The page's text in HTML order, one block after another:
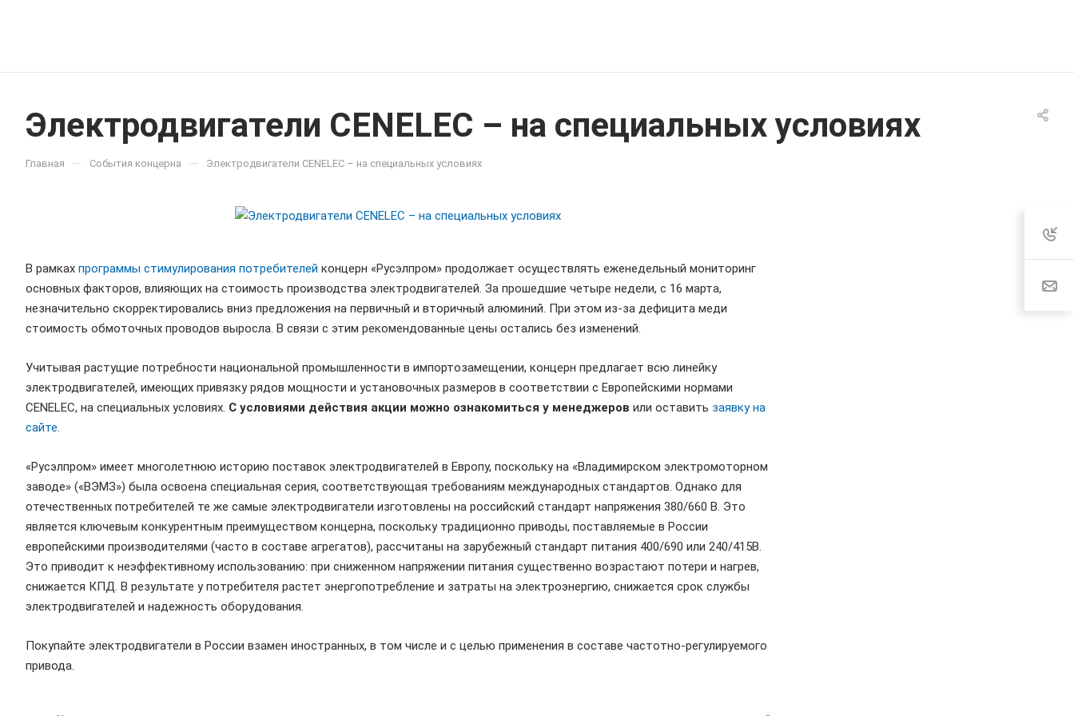
Электродвигатели CENELEC – на специальных условиях
Главная — События концерна — Электродвигатели CENELEC – на специальных условиях
В рамках программы стимулирования потребителей концерн «Русэлпром» продолжает осуществлять еженедельный мониторинг
основных факторов, влияющих на стоимость производства электродвигателей. За прошедшие четыре недели, с 16 марта,
незначительно скорректировались вниз предложения на первичный и вторичный алюминий. При этом из-за дефицита меди
стоимость обмоточных проводов выросла. В связи с этим рекомендованные цены остались без изменений.
Учитывая растущие потребности национальной промышленности в импортозамещении, концерн предлагает всю линейку
электродвигателей, имеющих привязку рядов мощности и установочных размеров в соответствии с Европейскими нормами
CENELEC, на специальных условиях. С условиями действия акции можно ознакомиться у менеджеров или оставить заявку на
сайте
«Русэлпром» имеет многолетнюю историю поставок электродвигателей в Европу, поскольку на «Владимирском электромоторном
заводе» («ВЭМЗ») была освоена специальная серия, соответствующая требованиям международных стандартов. Однако для
отечественных потребителей те же самые электродвигатели изготовлены на российский стандарт напряжения 380/660 В. Это
является ключевым конкурентным преимуществом концерна, поскольку традиционно приводы, поставляемые в России
европейскими производителями (часто в составе агрегатов), рассчитаны на зарубежный стандарт питания 400/690 или 240/415В.
Это приводит к неэффективному использованию: при сниженном напряжении питания существенно возрастают потери и нагрев,
снижается КПД. В результате у потребителя растет энергопотребление и затраты на электроэнергию, снижается срок службы
электродвигателей и надежность оборудования.
Покупайте электродвигатели в России взамен иностранных, в том числе и с целью применения в составе частотно-регулируемого
привода.